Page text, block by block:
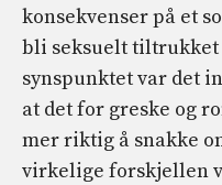
konsekvenser på et
bli seksuelt tiltrukket
synspunktet var det
at det for greske og
mer riktig å snakke
virkelige forskjellen